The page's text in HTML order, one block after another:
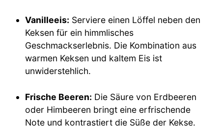
Vanilleeis: Serviere einen Löffel neben den
Keksen für ein himmlisches
Geschmackserlebnis. Die Kombination aus
warmen Keksen und kaltem Eis ist
unwiderstehlich.
Frische Beeren: Die Säure von Erdbeeren
oder Himbeeren bringt eine erfrischende
Note und kontrastiert die Süße der Kekse.